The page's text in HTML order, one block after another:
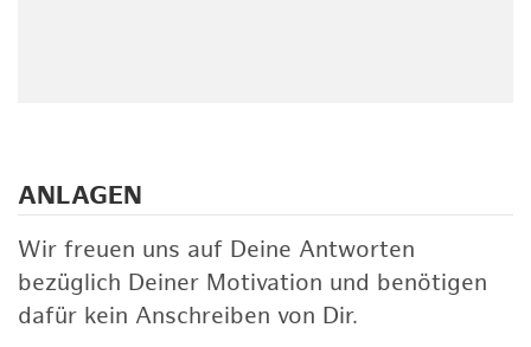
ANLAGEN
Wir freuen uns auf Deine Antworten
bezüglich Deiner Motivation und benötigen
dafür kein Anschreiben von Dir.